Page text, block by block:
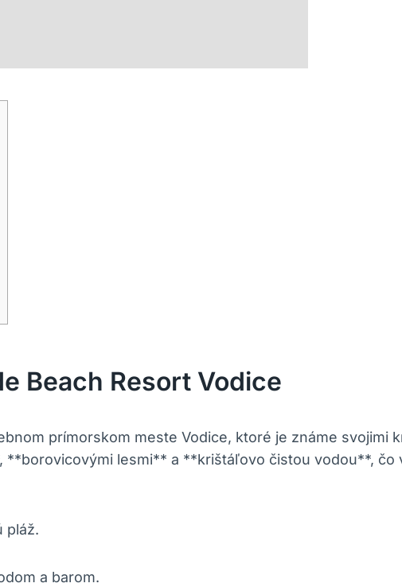
Beach Resort Vodice
prímorskom meste Vodice, ktoré je známe svojimi
lesmi** a **krištáľovo čistou vodou**, čo
pláž.
a barom.